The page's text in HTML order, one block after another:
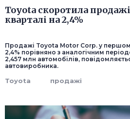
Toyota скоротила
кварталі на 2,4%
Продажі Toyota Motor Corp. у
2,4% порівняно з аналогічним
2,457 млн автомобілів,
автовиробника.
Toyota продажі